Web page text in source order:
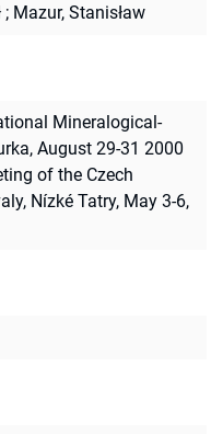
; Mazur, Stanisław
Mineralogical-
August 29-31 2000
of the Czech
Nízké Tatry, May 3-6,